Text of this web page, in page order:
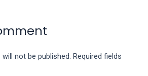
not be published. Required fields